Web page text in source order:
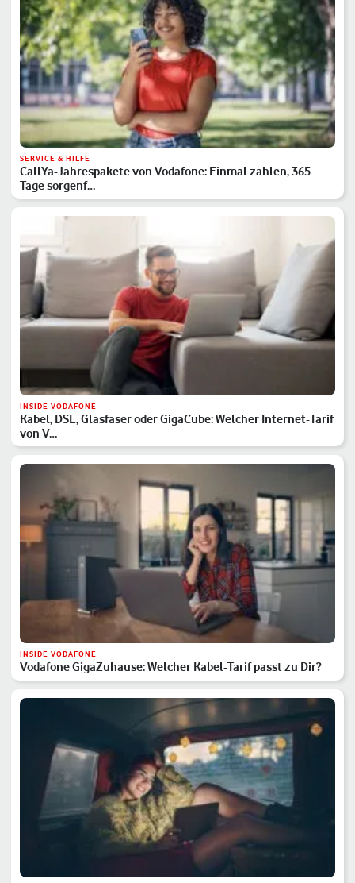
SERVICE & HILFE
CallYa-Jahrespakete von Vodafone: Einmal zahlen, 365
Tage sorgenf…
INSIDE VODAFONE
Kabel, DSL, Glasfaser oder GigaCube: Welcher Internet-Tarif
von V…
INSIDE VODAFONE
Vodafone GigaZuhause: Welcher Kabel-Tarif passt zu Dir?